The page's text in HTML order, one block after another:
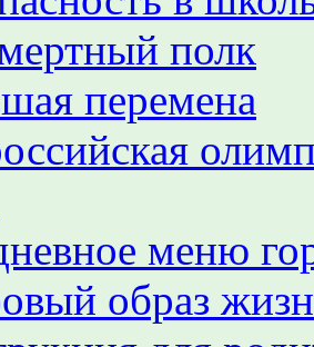
полк
перемена
меню
образ